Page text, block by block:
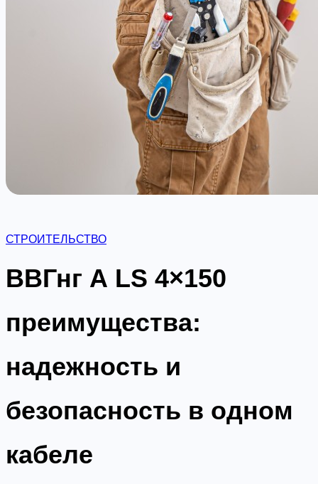
СТРОИТЕЛЬСТВО
ВВГнг А LS 4×150
преимущества:
надежность и
безопасность в одном
кабеле